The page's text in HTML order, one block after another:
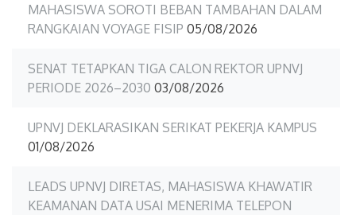
MAHASISWA SOROTI BEBAN TAMBAHAN DALAM
RANGKAIAN VOYAGE FISIP 05/08/2026
SENAT TETAPKAN TIGA CALON REKTOR UPNVJ
PERIODE 2026–2030 03/08/2026
UPNVJ DEKLARASIKAN SERIKAT PEKERJA KAMPUS
01/08/2026
LEADS UPNVJ DIRETAS, MAHASISWA KHAWATIR
KEAMANAN DATA USAI MENERIMA TELEPON